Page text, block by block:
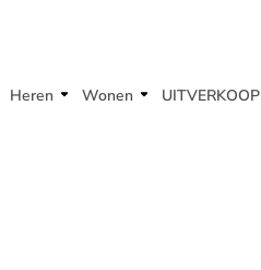
Heren Wonen UITVERKOOP